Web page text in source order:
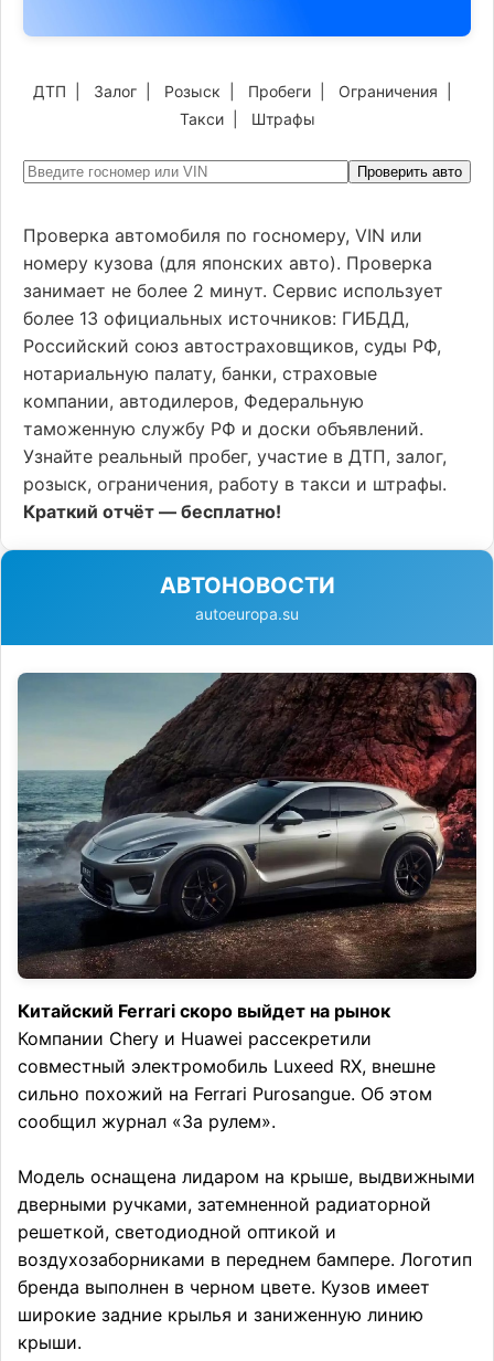
ДТП Залог Розыск Пробеги Ограничения
Такси| Штрафы
Проверить авто
Проверка автомобиля по госномеру, VIN или
номеру кузова (для японских авто). Проверка
занимает не более 2 минут. Сервис использует
более 13 официальных источников: ГИБДД,
Российский союз автостраховщиков, суды РФ,
нотариальную палату, банки, страховые
компании, автодилеров, Федеральную
таможенную службу РФ и доски объявлений.
Узнайте реальный пробег, участие в ДТП, залог,
розыск, ограничения, работу в такси и штрафы.
Краткий отчёт — бесплатно!
АВТОНОВОСТИ
autoeuropa.su
Китайский Ferrari скоро выйдет на рынок
Компании Chery и Huawei рассекретили
совместный электромобиль Luxeed RX, внешне
сильно похожий на Ferrari Purosangue. Об этом
сообщил журнал «За рулем».
Модель оснащена лидаром на крыше, выдвижными
дверными ручками, затемненной радиаторной
решеткой, светодиодной оптикой и
воздухозаборниками в переднем бампере. Логотип
бренда выполнен в черном цвете. Кузов имеет
широкие задние крылья и заниженную линию
крыши.